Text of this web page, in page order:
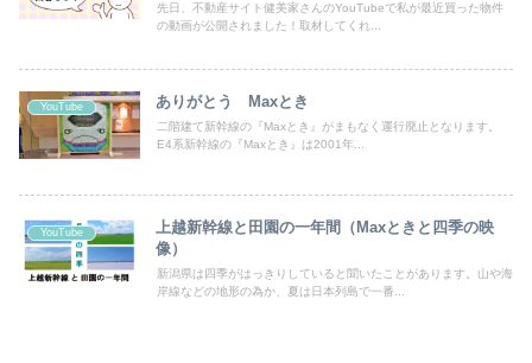
先日、不動産サイト健美家さんのYouTubeで私が最近買った物件
の動画が公開されました！取材してくれ...
YouTube ありがとう Maxとき
二階建て新幹線の『Maxとき』がまもなく運行廃止となります。
E4系新幹線の『Maxとき』は2001年...
YouTube
上越新幹線と田園の一年間（Maxときと四季の映
像）
新潟県は四季がはっきりしていると聞いたことがあります。山や海
岸線などの地形の為か、夏は日本列島で一番...